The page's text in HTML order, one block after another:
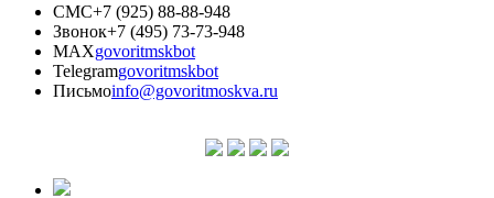
СМС+7 (925) 88-88-948
Звонок+7 (495) 73-73-948
MAXgovoritmskbot
Telegramgovoritmskbot
Письмоinfo@govoritmoskva.ru